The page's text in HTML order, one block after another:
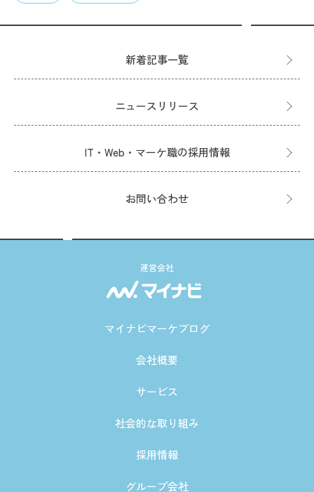
新着記事一覧
ニュースリリース
IT・Web・マーケ職の採用情報
お問い合わせ
運営会社
マイナビマーケブログ
会社概要
サービス
社会的な取り組み
採用情報
グループ会社